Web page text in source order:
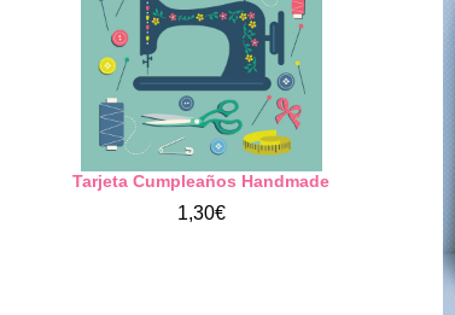
Tarjeta Cumpleaños Handmade
1,30€